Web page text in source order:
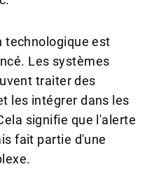
technologique est
Les systèmes
traiter des
les intégrer dans les
signifie que l'alerte
fait partie d'une